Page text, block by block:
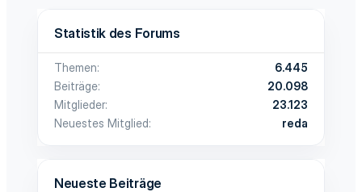
Statistik des Forums
Themen
6.445
Beiträge
20.098
Mitglieder
23.123
Neuestes Mitglied
reda
Neueste Beiträge